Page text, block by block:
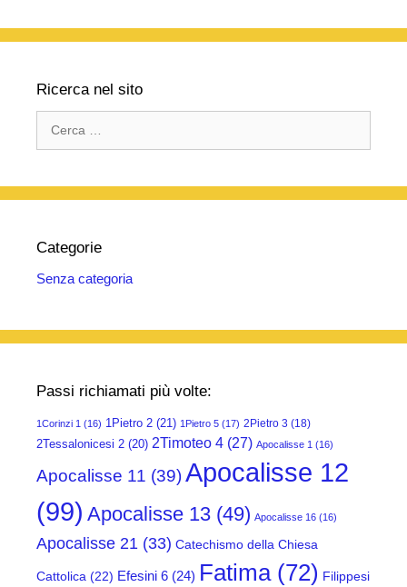
Ricerca nel sito
per:
Categorie
Senza categoria
Passi richiamati più volte:
1Corinzi 1 (16) 1Pietro 2 (21) 1Pietro 5 (17) 2Pietro 3 (18)
2Tessalonicesi 2 (20) 2Timoteo 4 (27) Apocalisse 1 (16)
Apocalisse 11 (39)Apocalisse 12
(99) Apocalisse 13 (49) Apocalisse 16 (16)
Apocalisse 21 (33) Catechismo della Chiesa
Cattolica (22) Efesini 6 (24) Fatima(72) Filippesi